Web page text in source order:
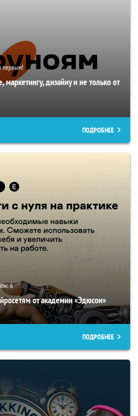
первым!
маркетингу, дизайну и не только от
ПОДРОБНЕЕ
6
от академии «Эдюсон»
ПОДРОБНЕЕ